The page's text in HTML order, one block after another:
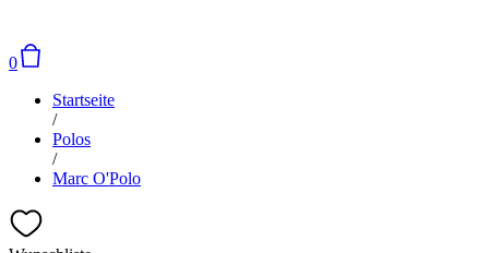
0
Startseite
/
Polos
/
Marc O'Polo